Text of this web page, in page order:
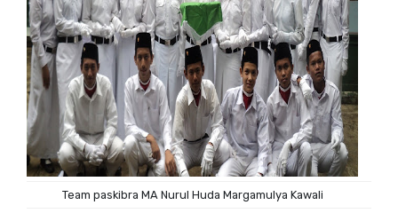
Team paskibra MA Nurul Huda Margamulya Kawali